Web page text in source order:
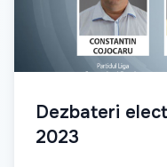
Dezbateri
2023